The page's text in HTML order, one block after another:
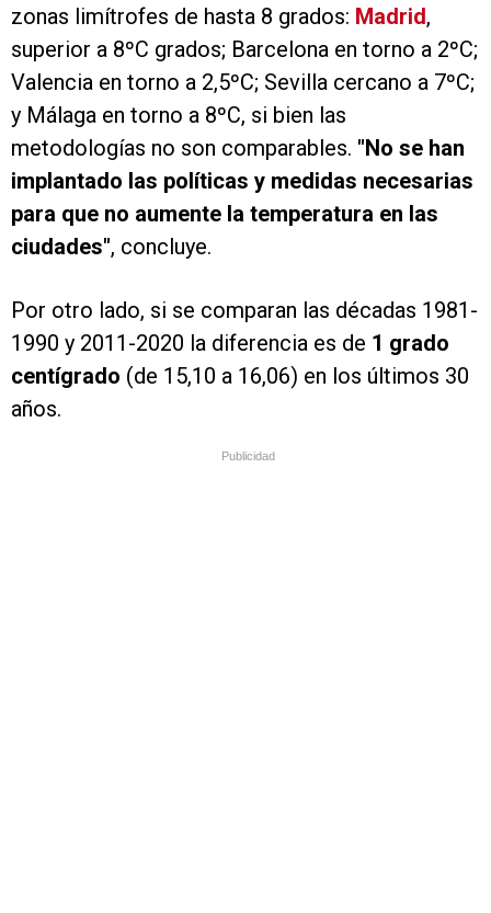
zonas limítrofes de hasta 8 grados: Madrid,
superior a 8ºC grados; Barcelona en torno a 2ºC;
Valencia en torno a 2,5ºC; Sevilla cercano a 7ºC;
y Málaga en torno a 8ºC, si bien las
metodologías no son comparables. "No se han
implantado las políticas y medidas necesarias
para que no aumente la temperatura en las
ciudades", concluye.
Por otro lado, si se comparan las décadas 1981-
1990 y 2011-2020 la diferencia es de 1 grado
centígrado (de 15,10 a 16,06) en los últimos 30
años.
Publicidad